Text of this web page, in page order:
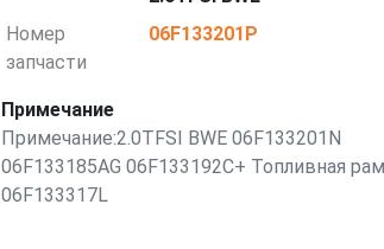
Номер
запчасти
06F133201P
Примечание
Примечание:2.0TFSI BWE 06F133201N
06F133185AG 06F133192С+ Топливная
06F133317L